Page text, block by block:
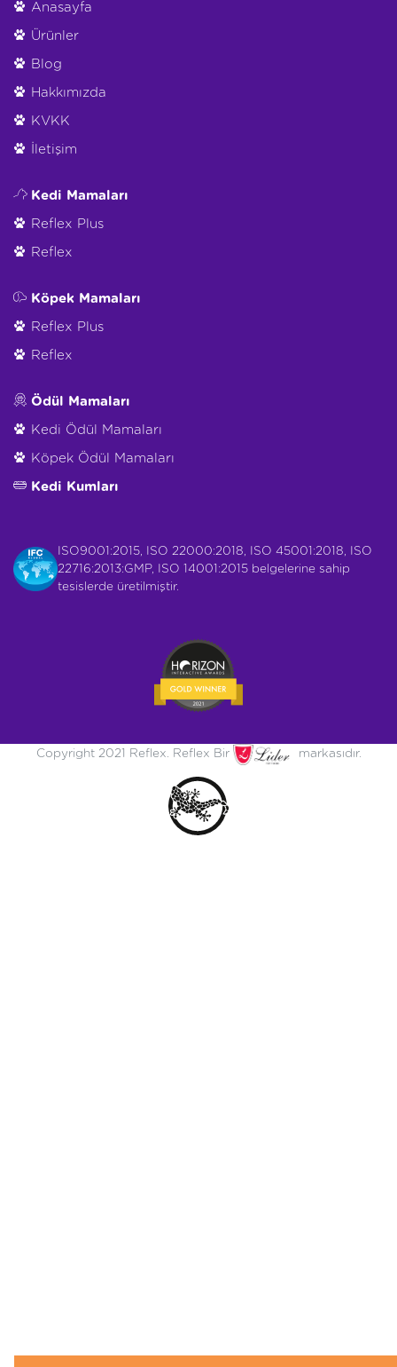
Anasayfa
Ürünler
Blog
Hakkımızda
KVKK
İletişim
Kedi Mamaları
Reflex Plus
Reflex
Köpek Mamaları
Reflex Plus
Reflex
Ödül Mamaları
Kedi Ödül Mamaları
Köpek Ödül Mamaları
Kedi Kumları
ISO9001:2015, ISO 22000:2018, ISO 45001:2018, ISO
22716:2013:GMP, ISO 14001:2015 belgelerine sahip
tesislerde üretilmiştir.
Copyright 2021 Reflex. Reflex Bir markasıdır.